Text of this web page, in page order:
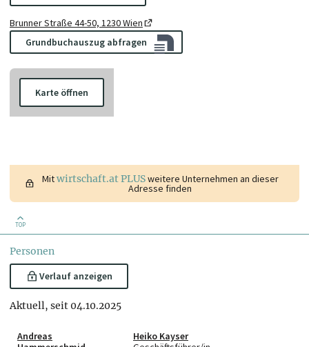
Brunner Straße 44-50, 1230 Wien
Grundbuchauszug abfragen
Karte öffnen
Mitwirtschaft.at PLUSweitere Unternehmen an dieser
Adresse finden
TOP
Personen
Verlauf anzeigen
Aktuell, seit 04.10.2025
Andreas
Heiko Kayser